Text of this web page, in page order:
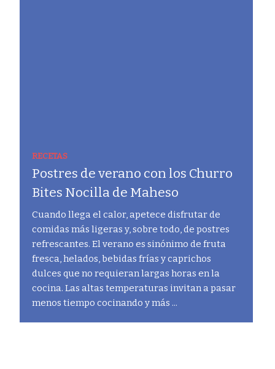
RECETAS
Postres de verano con los Churro
Bites Nocilla de Maheso
Cuando llega el calor, apetece disfrutar de
comidas más ligeras y, sobre todo, de postres
refrescantes. El verano es sinónimo de fruta
fresca, helados, bebidas frías y caprichos
dulces que no requieran largas horas en la
cocina. Las altas temperaturas invitan a pasar
menos tiempo cocinando y más ...